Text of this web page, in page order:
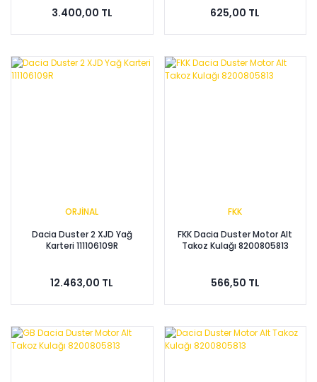
3.400,00 TL 625,00 TL
ORJİNAL
Dacia Duster 2 XJD Yağ
Karteri 111106109R
12.463,00 TL
FKK
FKK Dacia Duster Motor Alt
Takoz Kulağı 8200805813
566,50 TL